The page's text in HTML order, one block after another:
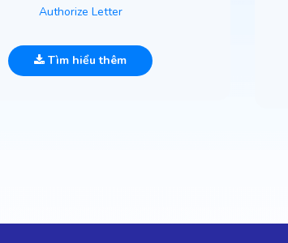
Authorize Letter
Tìm hiểu thêm